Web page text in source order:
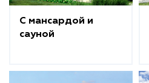
С мансардой и
сауной